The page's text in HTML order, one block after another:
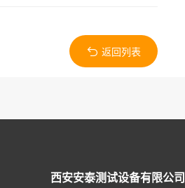
返回列表
西安安泰测试设备有限公司